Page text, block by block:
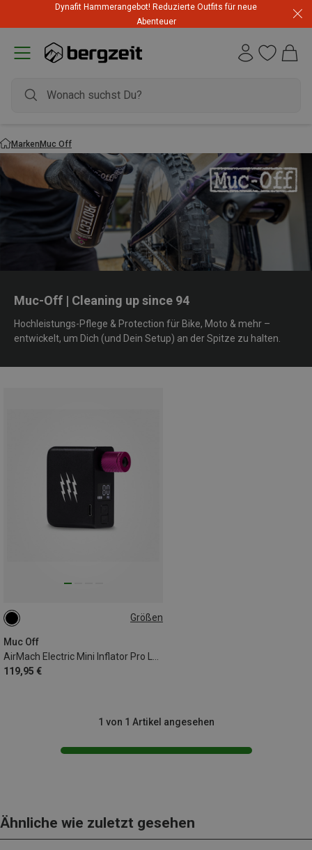
Dynafit Hammerangebot! Reduzierte Outfits für neue
Abenteuer
MarkenMuc Off
Muc-Off | Cleaning up since 94
Hochleistungs-Pflege & Protection für Bike, Moto & mehr –
entwickelt, um Dich (und Dein Setup) an der Spitze zu halten.
Größen
Muc Off
119,95 €
ONE SIZE
1 von 1 Artikel angesehen
Ähnliche wie zuletzt gesehen